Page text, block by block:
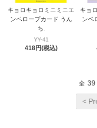
キョロキョロミニミニエ
ンベロープカード うん
ち.
YY-41
418円(税込)
キョ
ンベ
全 39
<